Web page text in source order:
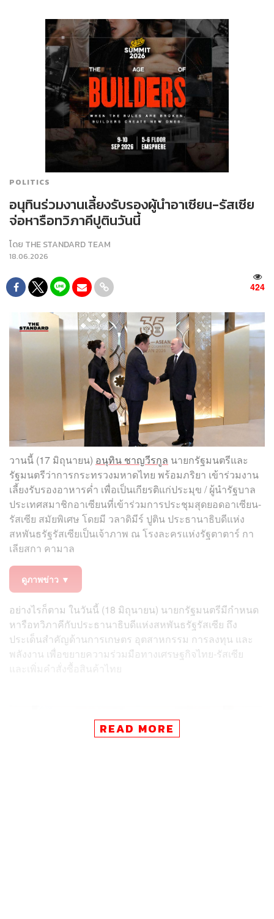
POLITICS
อนุทินร่วมงานเลี้ยงรับรองผู้นำอาเซียน-รัสเซีย
จ่อหารือทวิภาคีปูตินวันนี้
โดย THE STANDARD TEAM
18.06.2026
424
วานนี้ (17 มิถุนายน) อนุทิน ชาญวีรกูล นายกรัฐมนตรีและ
รัฐมนตรีว่าการกระทรวงมหาดไทย พร้อมภริยา เข้าร่วมงาน
เลี้ยงรับรองอาหารค่ำ เพื่อเป็นเกียรติแก่ประมุข / ผู้นำรัฐบาล
ประเทศสมาชิกอาเซียนที่เข้าร่วมการประชุมสุดยอดอาเซียน-
รัสเซีย สมัยพิเศษ โดยมี วลาดิมีร์ ปูติน ประธานาธิบดีแห่ง
สหพันธรัฐรัสเซียเป็นเจ้าภาพ ณ โรงละครแห่งรัฐตาตาร์ กา
เลียสกา คามาล
ดูภาพข่าว ▼
อย่างไรก็ตาม ในวันนี้ (18 มิถุนายน) นายกรัฐมนตรีมีกำหนด
หารือทวิภาคีกับประธานาธิบดีแห่งสหพันธรัฐรัสเซีย ถึง
ประเด็นสำคัญด้านการเกษตร อุตสาหกรรม การลงทุน และ
พลังงาน เพื่อขยายความร่วมมือทางเศรษฐกิจไทย-รัสเซีย
และเพิ่มคำสั่งซื้อสินค้าไทย
READ MORE